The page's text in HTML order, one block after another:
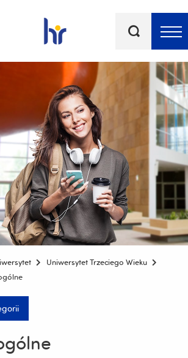
kluczowe
Uniwersytet Trzeciego Wieku